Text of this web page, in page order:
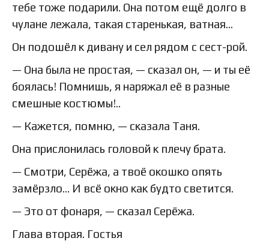
тебе тоже подарили. Она потом ещё долго в
чулане лежала, такая старенькая, ватная…
Он подошёл к дивану и сел рядом с сест-рой.
— Она была не простая, — сказал он, — и ты её
боялась! Помнишь, я наряжал её в разные
смешные костюмы!..
— Кажется, помню, — сказала Таня.
Она прислонилась головой к плечу брата.
— Смотри, Серёжа, а твоё окошко опять
замёрзло… И всё окно как будто светится.
— Это от фонаря, — сказал Серёжа.
Глава вторая. Гостья